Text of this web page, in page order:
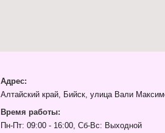
Адрес:
Алтайский край, Бийск, улица Вали
Время работы:
Пн-Пт: 09:00 - 16:00, Сб-Вс: Выходной